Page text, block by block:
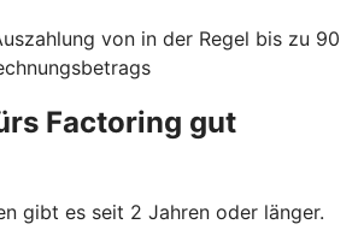
von in der Regel bis zu 90
Factoring gut
gibt es seit 2 Jahren oder länger.